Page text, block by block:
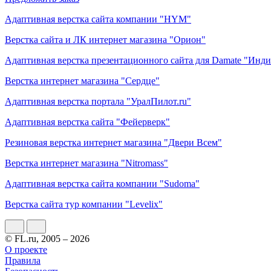
Адаптивная верстка сайта компании "HYM"
Верстка сайта и ЛК интернет магазина "Орион"
Адаптивная верстка презентационного сайта для Damate
Верстка интернет магазина "Сердце"
Адаптивная верстка портала "УралПилот.ru"
Адаптивная верстка сайта "Фейерверк"
Резиновая верстка интернет магазина "Двери Всем"
Верстка интернет магазина "Nitromass"
Адаптивная верстка сайта компании "Sudoma"
Верстка сайта тур компании "Levelix"
© FL.ru, 2005 – 2026
О проекте
Правила